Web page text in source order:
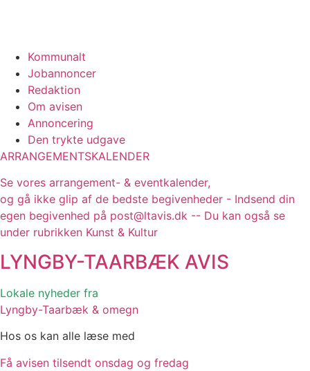
Kommunalt
Jobannoncer
Redaktion
Om avisen
Annoncering
Den trykte udgave
ARRANGEMENTSKALENDER
Se vores arrangement- & eventkalender,
og gå ikke glip af de bedste begivenheder - Indsend din
egen begivenhed på post@ltavis.dk -- Du kan også se
under rubrikken Kunst & Kultur
LYNGBY-TAARBÆK AVIS
Lokale nyheder fra
Lyngby-Taarbæk & omegn
Hos os kan alle læse med
Få avisen tilsendt onsdag og fredag